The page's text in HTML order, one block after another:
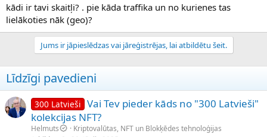
kādi ir tavi skaitļi? . pie kāda traffika un no kurienes tas
lielākoties nāk (geo)?
Jums ir jāpieslēdzas vai jāreģistrējas, lai atbildētu šeit.
Līdzīgi pavedieni
300 Latvieši Vai Tev pieder kāds no "300 Latvieši"
kolekcijas NFT?
Helmuts
Kriptovalūtas, NFT un Blokķēdes tehnoloģijas